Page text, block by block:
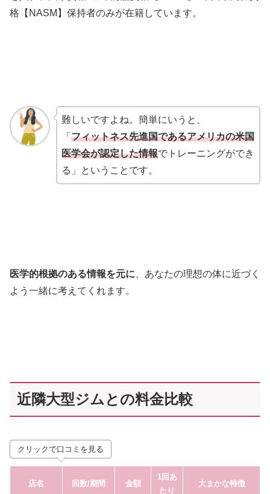
格【NASM】保持者のみが在籍しています。
難しいですよね。簡単にいうと、
「 フィットネス先進国であるアメリカの米国
医学会が認定した情報でトレーニングができ
る」ということです。
医学的根拠のある情報を元に 、あなたの理想の体に近づく
よう一緒に考えてくれます。
近隣大型ジムとの料金比較
クリックで口コミを見る
店名 回数/期間 金額
1回あ
たり
大まかな特徴